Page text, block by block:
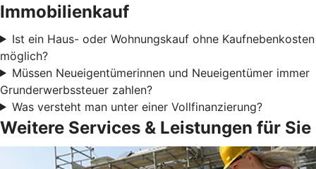
Immobilienkauf
Ist ein Haus- oder Wohnungskauf ohne Kaufnebenkosten
möglich?
Müssen Neueigentümerinnen und Neueigentümer immer
Grunderwerbssteuer zahlen?
Was versteht man unter einer Vollfinanzierung?
Weitere Services & Leistungen für Sie